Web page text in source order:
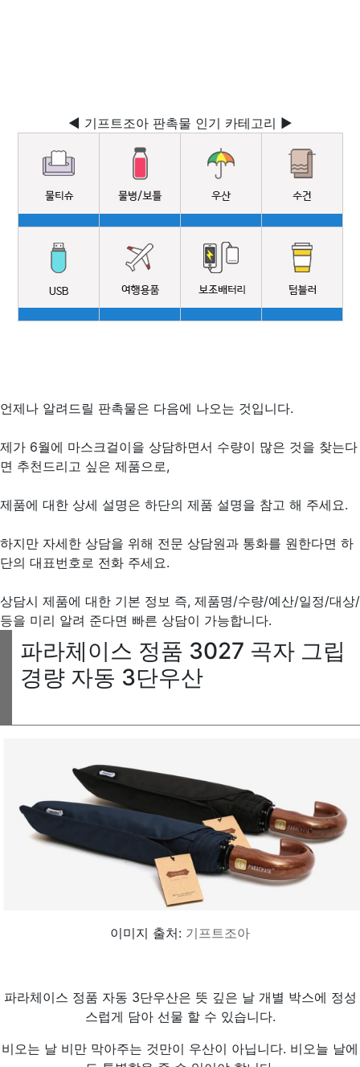
◀ 기프트조아 판촉물 인기 카테고리 ▶
언제나 알려드릴 판촉물은 다음에 나오는 것입니다.
제가 6월에 마스크걸이을 상담하면서 수량이 많은 것을 찾는다
면 추천드리고 싶은 제품으로,
제품에 대한 상세 설명은 하단의 제품 설명을 참고 해 주세요.
하지만 자세한 상담을 위해 전문 상담원과 통화를 원한다면 하
단의 대표번호로 전화 주세요.
상담시 제품에 대한 기본 정보 즉, 제품명/수량/예산/일정/대상/
등을 미리 알려 준다면 빠른 상담이 가능합니다.
파라체이스 정품 3027 곡자 그립
경량 자동 3단우산
이미지 출처: 기프트조아
파라체이스 정품 자동 3단우산은 뜻 깊은 날 개별 박스에 정성
스럽게 담아 선물 할 수 있습니다.
비오는 날 비만 막아주는 것만이 우산이 아닙니다. 비오늘 날에